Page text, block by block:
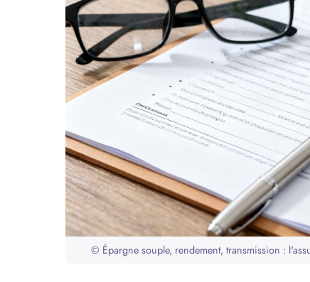
© Épargne souple, rendement, transmission :